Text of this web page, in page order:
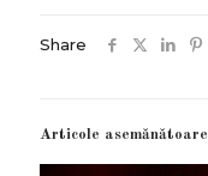
Share
Articole asemănătoare